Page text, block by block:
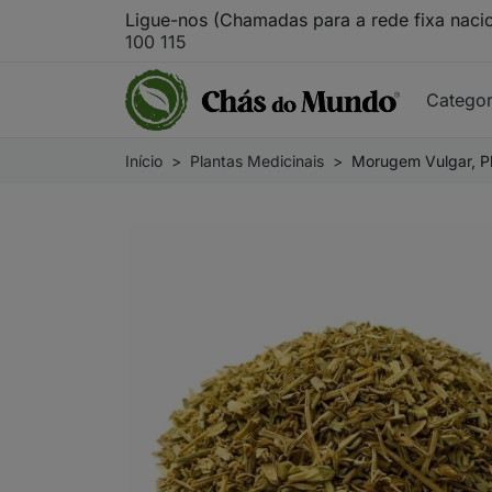
Ligue-nos (Chamadas para a rede fixa
100 115
Início Plantas Medicinais Morugem Vulgar,